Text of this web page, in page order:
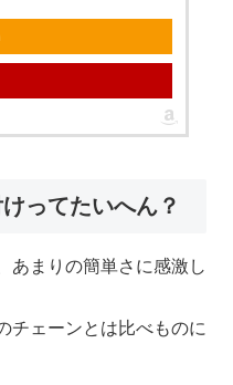
ってたいへん？
あまりの簡単さに感激し
チェーンとは比べものに